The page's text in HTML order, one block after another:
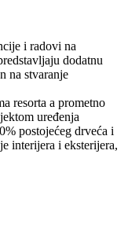
i radovi na
dodatnu
na stvaranje
resorta a prometno
uređenja
postojećeg drveća i
interijera i eksterijera,